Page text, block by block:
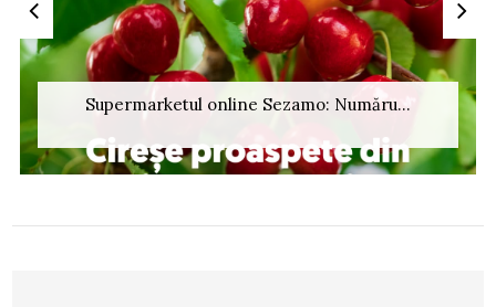
Supermarketul online Sezamo: Număru...